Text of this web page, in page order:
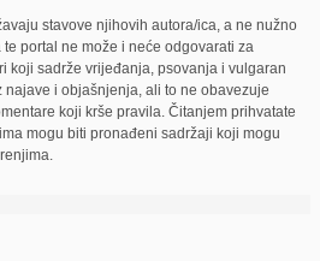
stavove njihovih autora/ica, a ne nužno
portal ne može i neće odgovarati za
koji sadrže vrijeđanja, psovanja i vulgaran
i objašnjenja, ali to ne obavezuje
koji krše pravila. Čitanjem prihvatate
mogu biti pronađeni sadržaji koji mogu